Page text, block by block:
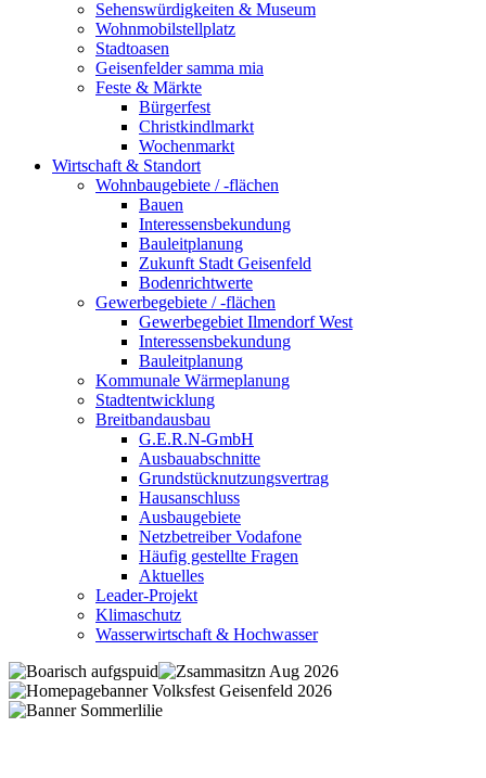
Sehenswürdigkeiten & Museum
Wohnmobilstellplatz
Stadtoasen
Geisenfelder samma mia
Feste & Märkte
Bürgerfest
Christkindlmarkt
Wochenmarkt
Wirtschaft & Standort
Wohnbaugebiete / -flächen
Bauen
Interessensbekundung
Bauleitplanung
Zukunft Stadt Geisenfeld
Bodenrichtwerte
Gewerbegebiete / -flächen
Gewerbegebiet Ilmendorf West
Interessensbekundung
Bauleitplanung
Kommunale Wärmeplanung
Stadtentwicklung
Breitbandausbau
G.E.R.N-GmbH
Ausbauabschnitte
Grundstücknutzungsvertrag
Hausanschluss
Ausbaugebiete
Netzbetreiber Vodafone
Häufig gestellte Fragen
Aktuelles
Leader-Projekt
Klimaschutz
Wasserwirtschaft & Hochwasser